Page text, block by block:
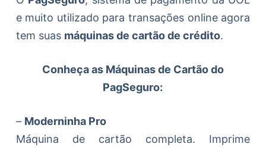
e muito utilizado para transações online agora
tem suas máquinas de cartão de crédito.
Conheça as Máquinas de Cartão do
PagSeguro:
– Moderninha Pro
Máquina de cartão completa. Imprime